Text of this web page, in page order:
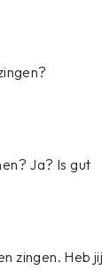
Ja? Is gut
zingen. Heb